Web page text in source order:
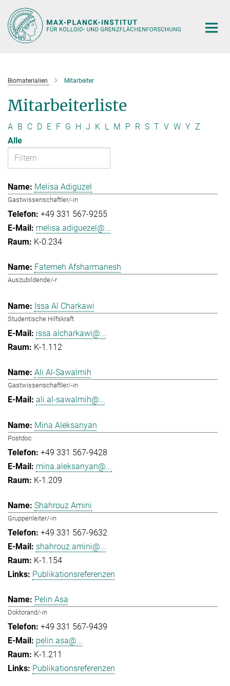
Hauptinhalt
Biomaterialien Mitarbeiter
Mitarbeiterliste
A B C D E F G H J K L M P R S T V W Y Z
Alle
Melisa Adigüzel
Gastwissenschaftler/-in
+49 331 567-9255
melisa.adiguezel@...
K-0.234
Fatemeh Afsharmanesh
Auszubildende/-r
Issa Al Charkawi
Studentische Hilfskraft
issa.alcharkawi@...
K-1.112
Ali Al-Sawalmih
Gastwissenschaftler/-in
ali.al-sawalmih@...
Mina Aleksanyan
Postdoc
+49 331 567-9428
mina.aleksanyan@...
K-1.209
Shahrouz Amini
Gruppenleiter/-in
+49 331 567-9632
shahrouz.amini@...
K-1.154
Publikationsreferenzen
Pelin Asa
Doktorand/-in
+49 331 567-9439
pelin.asa@...
K-1.211
Publikationsreferenzen